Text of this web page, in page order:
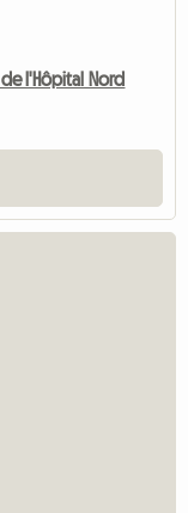
l'Hôpital Nord